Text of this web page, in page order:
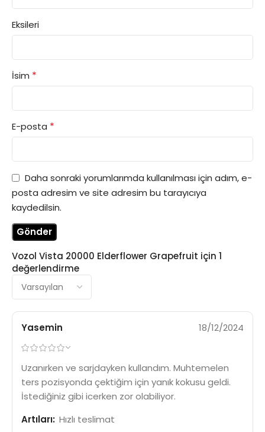
Vozol Vista 20000 Elderflower Grapefruit için 1
değerlendirme
Yasemin 18/12/2024
Uzanırken ve sarjdayken kullandım. Muhtemelen
ters pozisyonda çektiğim için yanık kokusu geldi.
İstediğiniz gibi icerken zor olabiliyor.
Artıları: Hızlı teslimat
Eksileri
İsim *
E-posta *
Daha sonraki yorumlarımda kullanılması için adım, e-
posta adresim ve site adresim bu tarayıcıya
kaydedilsin.